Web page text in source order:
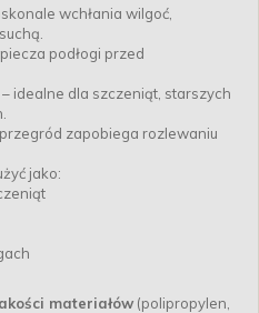
wchłania wilgoć,
podłogi przed
– idealne dla szczeniąt, starszych
zapobiega rozlewaniu
jako:
materiałów (polipropylen,